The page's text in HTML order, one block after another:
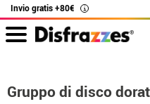
Invio gratis +80€ i
Gruppo di disco